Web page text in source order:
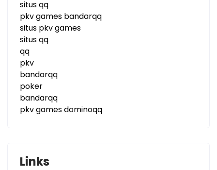
situs qq
pkv games bandarqq
situs pkv games
situs qq
qq
pkv
bandarqq
poker
bandarqq
pkv games dominoqq
Links